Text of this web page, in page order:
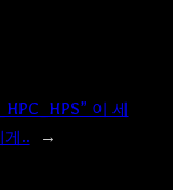
이 세
게..
→